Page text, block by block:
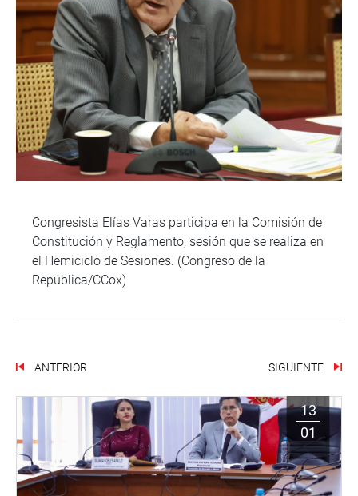
Congresista Elías Varas participa en la Comisión de
Constitución y Reglamento, sesión que se realiza en
el Hemiciclo de Sesiones. (Congreso de la
República/CCox)
ANTERIOR SIGUIENTE
13
01